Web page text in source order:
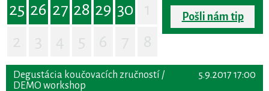
25 26 27 28 29 30 Pošli nám tip
5.9.2017 17:00
Degustácia koučovacích zručností /
DEMO workshop